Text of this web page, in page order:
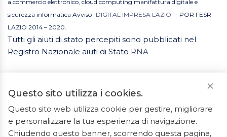
a commercio elettronico, cloud computing manifattura digitale e
sicurezza informatica Avviso "DIGITAL IMPRESA LAZIO" - POR FESR
LAZIO 2014 – 2020.
Tutti gli aiuti di stato percepiti sono pubblicati nel
Registro Nazionale aiuti di Stato RNA
2023 © Tutti i diritti riservati. ArredoBagno.shop è un
Questo sito utilizza i cookies.
Questo sito web utilizza cookie per gestire, migliorare
e personalizzare la tua esperienza di navigazione.
Chiudendo questo banner, scorrendo questa pagina,